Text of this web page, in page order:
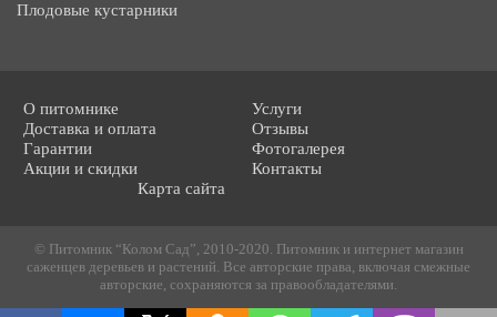
Плодовые кустарники
О питомнике
Услуги
Доставка и оплата
Отзывы
Гарантии
Фотогалерея
Акции и скидки
Контакты
Карта сайта
© Питомник “Колом Сад”, 2010-2020. Питомник и интернет магазин
саженцев деревьев и растений. Все авторские права, включая смежные
авторские, сохраняются за правообладателями.